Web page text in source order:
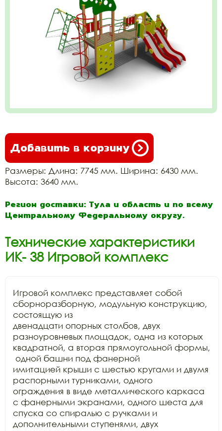
Добавить в корзину
Размеры: Длина: 7745 мм. Ширина: 6430 мм.
Высота: 3640 мм.
Регион доставки: Тула и область и по всему
Центральному Федеральному округу.
Технические характеристики
ИК- 38 Игровой комплекс
Игровой комплекс представляет собой
сборноразборную, модульную конструкцию,
состоящую из
двенадцати опорных столбов, двух
разноуровневых площадок, одна из которых
квадратной, а вторая прямоугольной формы,
одной башни под фанерной
имитацией крыши с шестью кругами и двумя
распорными турниками, одного
ограждения в виде металлического каркаса
с фанерными экранами, одного шеста для
спуска со спиралью с ручками и
дополнительными ступенями, двух